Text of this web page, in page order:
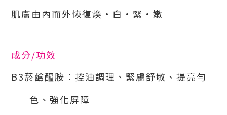
肌膚由內而外恢復煥•白•緊•嫩
成分/功效
B3菸鹼醯胺：控油調理、緊膚舒敏、提亮勻
色、強化屏障